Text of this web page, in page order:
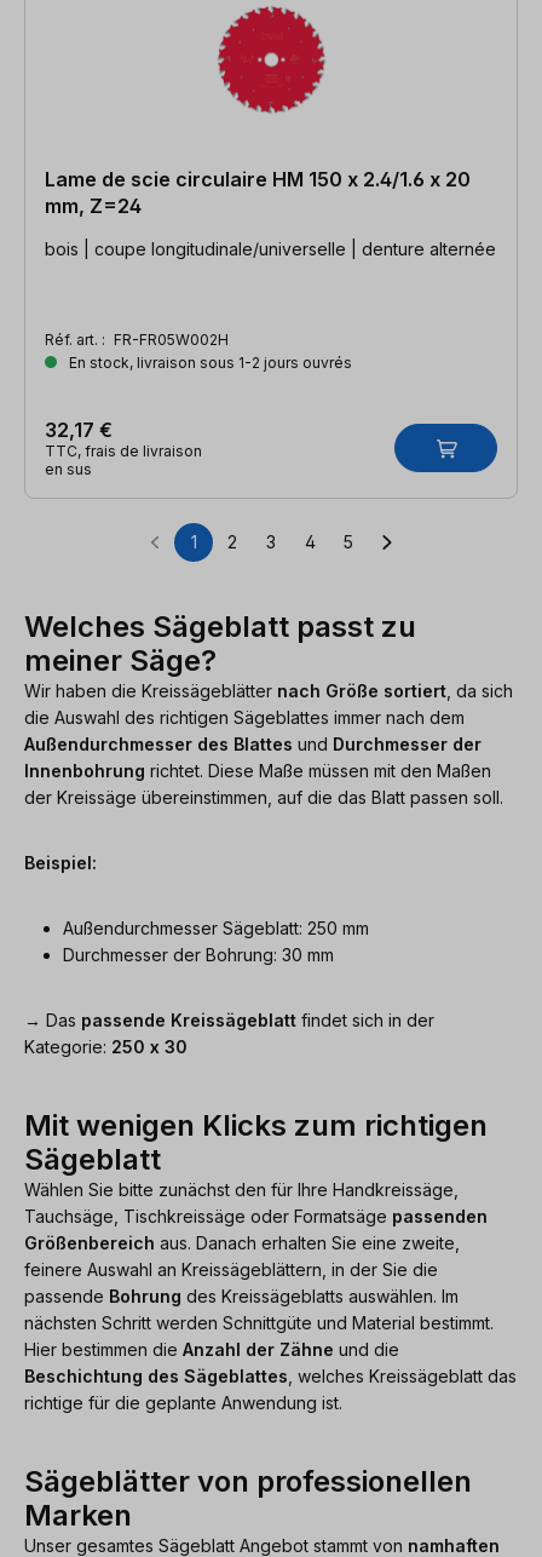
Lame de scie circulaire HM 150 x 2.4/1.6 x 20
mm, Z=24
bois | coupe longitudinale/universelle | denture alternée
Réf. art. : FR-FR05W002H
En stock, livraison sous 1-2 jours ouvrés
32,17 €
TTC, frais de livraison
en sus
Page
1 Page
2 Page
3 Page
4 Page
5
Welches Sägeblatt passt zu
meiner Säge?
Wir haben die Kreissägeblätter nach Größe sortiert , da sich
die Auswahl des richtigen Sägeblattes immer nach dem
Außendurchmesser des Blattes und Durchmesser der
Innenbohrung richtet. Diese Maße müssen mit den Maßen
der Kreissäge übereinstimmen, auf die das Blatt passen soll.
Beispiel:
Außendurchmesser Sägeblatt: 250 mm
Durchmesser der Bohrung: 30 mm
→ Das passende Kreissägeblatt findet sich in der
Kategorie: 250 x 30
Mit wenigen Klicks zum richtigen
Sägeblatt
Wählen Sie bitte zunächst den für Ihre Handkreissäge,
Tauchsäge, Tischkreissäge oder Formatsäge passenden
Größenbereich aus. Danach erhalten Sie eine zweite,
feinere Auswahl an Kreissägeblättern, in der Sie die
passende Bohrung des Kreissägeblatts auswählen. Im
nächsten Schritt werden Schnittgüte und Material bestimmt.
Hier bestimmen die Anzahl der Zähne und die
Beschichtung des Sägeblattes , welches Kreissägeblatt das
richtige für die geplante Anwendung ist.
Sägeblätter von professionellen
Marken
Unser gesamtes Sägeblatt Angebot stammt von namhaften